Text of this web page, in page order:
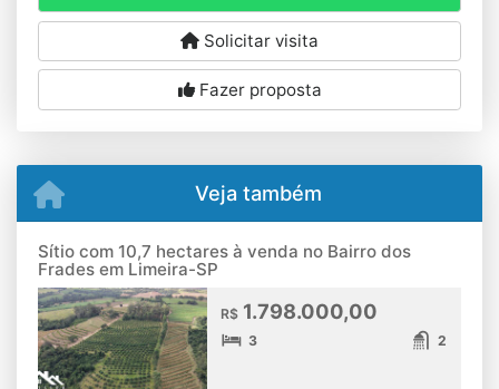
Solicitar visita
Fazer proposta
Veja também
Sítio com 10,7 hectares à venda no Bairro dos
Frades em Limeira-SP
R$ 1.798.000,00
3 2